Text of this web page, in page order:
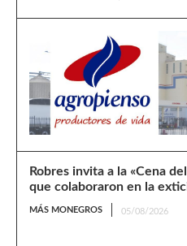
Robres invita a la «Cena
que colaboraron en la
MÁS MONEGROS 05/08/2026